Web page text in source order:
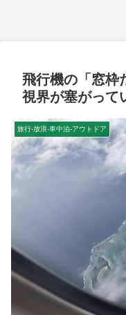
飛行機の「窓枠
視界が塞がって
旅行-放浪-車中泊-アウトドア